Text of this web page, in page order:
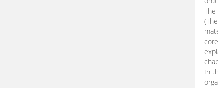
In